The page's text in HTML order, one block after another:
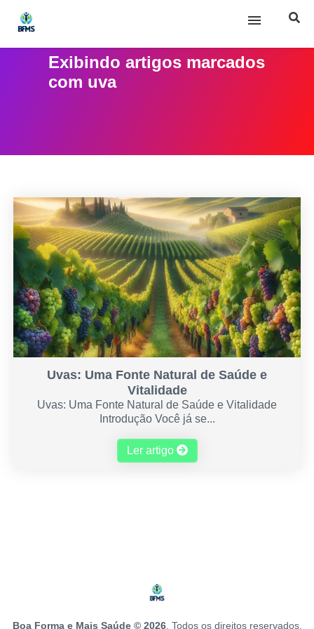
Exibindo artigos marcados
com uva
Uvas: Uma Fonte Natural de Saúde e
Vitalidade
Uvas: Uma Fonte Natural de Saúde e Vitalidade
Introdução Você já se...
Ler artigo
Boa Forma e Mais Saúde © 2026. Todos os direitos reservados.